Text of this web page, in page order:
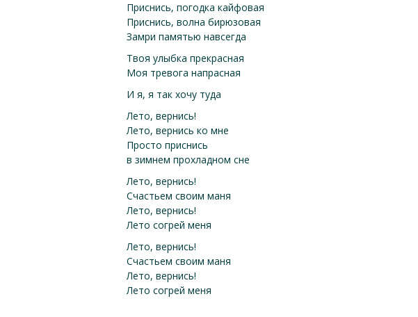
Приснись, погодка кайфовая
Приснись, волна бирюзовая
Замри памятью навсегда
Твоя улыбка прекрасная
Моя тревога напрасная
И я, я так хочу туда
Лето, вернись!
Лето, вернись ко мне
Просто приснись
в зимнем прохладном сне
Лето, вернись!
Счастьем своим маня
Лето, вернись!
Лето согрей меня
Лето, вернись!
Счастьем своим маня
Лето, вернись!
Лето согрей меня